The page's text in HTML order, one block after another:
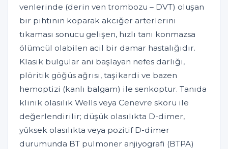
venlerinde (derin ven trombozu – DVT) oluşan
bir pıhtının koparak akciğer arterlerini
tıkaması sonucu gelişen, hızlı tanı konmazsa
ölümcül olabilen acil bir damar hastalığıdır.
Klasik bulgular ani başlayan nefes darlığı,
plöritik göğüs ağrısı, taşikardi ve bazen
hemoptizi (kanlı balgam) ile senkoptur. Tanıda
klinik olasılık Wells veya Cenevre skoru ile
değerlendirilir; düşük olasılıkta D-dimer,
yüksek olasılıkta veya pozitif D-dimer
durumunda BT pulmoner anjiyografi (BTPA)